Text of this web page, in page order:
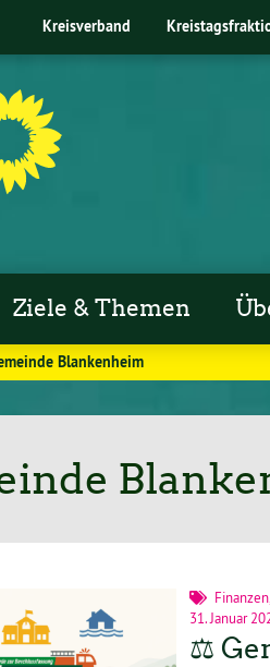
Kreisverband
Ziele & Themen
Blankenheim
Finanzen,
31. Januar
⚖️